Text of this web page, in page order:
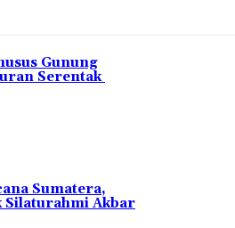
Gunung
Serentak
Sumatera,
Silaturahmi Akbar